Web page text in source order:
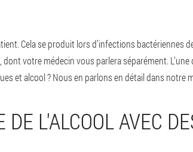
Cela se produit lors d’infections bactériennes
votre médecin vous parlera séparément.
et alcool ? Nous en parlons en détail dans notre
DE L'ALCOOL AVEC